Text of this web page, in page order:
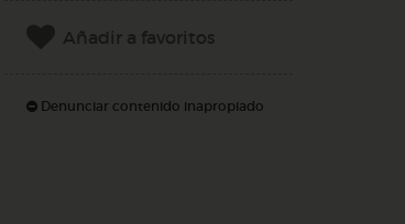
Añadir a favoritos
Denunciar contenido inapropiado